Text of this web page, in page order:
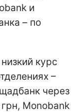
и
– по
курс
–
через
Monobank